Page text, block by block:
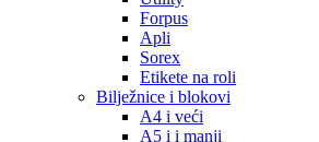
Forpus
Apli
Sorex
Etikete na roli
Bilježnice i blokovi
A4 i veći
A5 i i manji